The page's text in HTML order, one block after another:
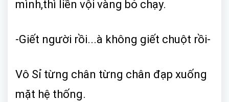
mình,thì liền vội vàng bỏ chạy.
-Giết người rồi...à không giết chuột rồi-
Vô Sỉ từng chân từng chân đạp xuống
mặt hệ thống.